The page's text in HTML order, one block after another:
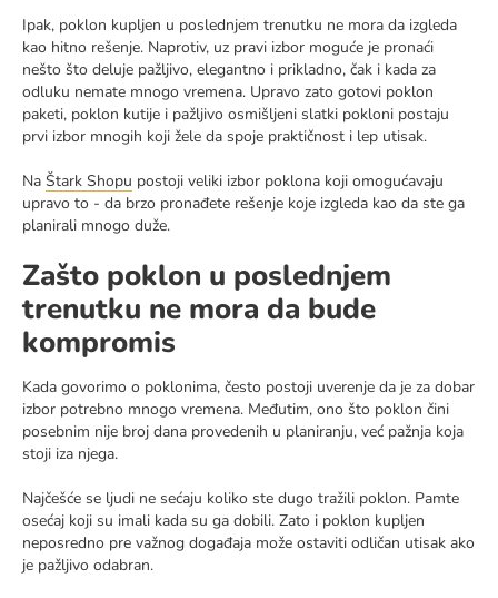
Ipak, poklon kupljen u poslednjem trenutku ne mora da izgleda
kao hitno rešenje. Naprotiv, uz pravi izbor moguće je pronaći
nešto što deluje pažljivo, elegantno i prikladno, čak i kada za
odluku nemate mnogo vremena. Upravo zato gotovi poklon
paketi, poklon kutije i pažljivo osmišljeni slatki pokloni postaju
prvi izbor mnogih koji žele da spoje praktičnost i lep utisak.
Na Štark Shopu postoji veliki izbor poklona koji omogućavaju
upravo to - da brzo pronađete rešenje koje izgleda kao da ste ga
planirali mnogo duže.
Zašto poklon u poslednjem
trenutku ne mora da bude
kompromis
Kada govorimo o poklonima, često postoji uverenje da je za dobar
izbor potrebno mnogo vremena. Međutim, ono što poklon čini
posebnim nije broj dana provedenih u planiranju, već pažnja koja
stoji iza njega.
Najčešće se ljudi ne sećaju koliko ste dugo tražili poklon. Pamte
osećaj koji su imali kada su ga dobili. Zato i poklon kupljen
neposredno pre važnog događaja može ostaviti odličan utisak ako
je pažljivo odabran.